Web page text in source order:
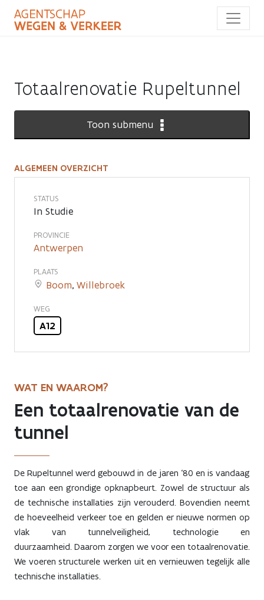
naar
Totaalrenovatie Rupeltunnel
Toon submenu
Totaalrenovatie
Rupeltunnel
ALGEMEEN OVERZICHT
STATUS
In Studie
PROVINCIE
Antwerpen
PLAATS
Boom, Willebroek
WEG
A12
WAT EN WAAROM?
Een totaalrenovatie van de
tunnel
De Rupeltunnel werd gebouwd in de jaren ‘80 en is vandaag
toe aan een grondige opknapbeurt. Zowel de structuur als
de technische installaties zijn verouderd. Bovendien neemt
de hoeveelheid verkeer toe en gelden er nieuwe normen op
vlak van tunnelveiligheid, technologie en
duurzaamheid. Daarom zorgen we voor een totaalrenovatie.
We voeren structurele werken uit en vernieuwen tegelijk alle
technische installaties.